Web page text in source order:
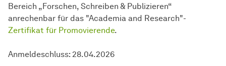
Bereich „Forschen, Schreiben & Publizieren“
anrechenbar für das "Academia and Research"-
Zertifikat für Promovierende.
Anmeldeschluss: 28.04.2026